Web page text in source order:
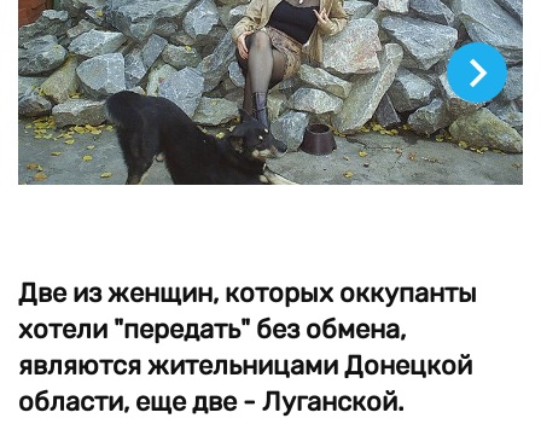
Две из женщин, которых оккупанты
хотели "передать" без обмена,
являются жительницами Донецкой
области, еще две - Луганской.